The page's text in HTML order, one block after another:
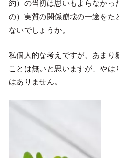
約）の当初は思いもよらなかっ
の）実質の関係崩壊の一途をた
ないでしょうか。
私個人的な考えですが、あまり
ことは無いと思いますが、やは
はありません。